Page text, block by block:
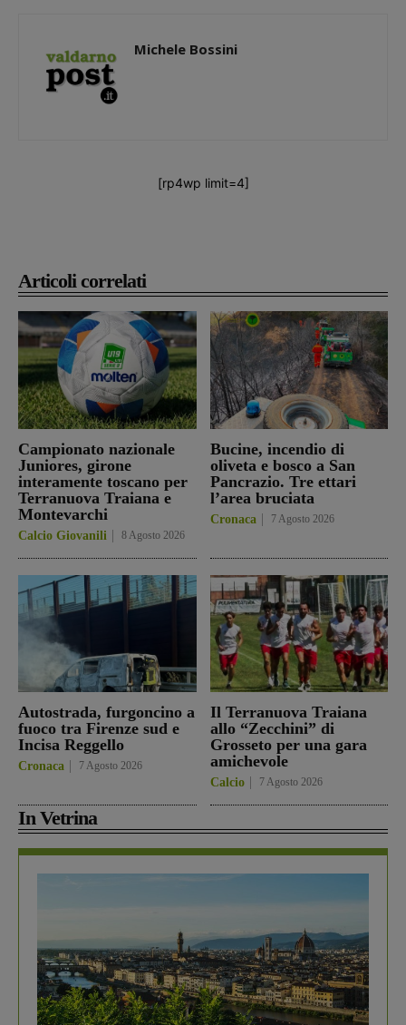
Articoli correlati
Campionato nazionale
Juniores, girone
interamente toscano per
Terranuova Traiana e
Montevarchi
Calcio Giovanili 8 Agosto 2026
Bucine, incendio di
oliveta e bosco a San
Pancrazio. Tre ettari
l’area bruciata
Cronaca 7 Agosto 2026
Autostrada, furgoncino a
fuoco tra Firenze sud e
Incisa Reggello
Cronaca 7 Agosto 2026
Il Terranuova Traiana
allo “Zecchini” di
Grosseto per una gara
amichevole
Calcio 7 Agosto 2026
In Vetrina
Michele Bossini
[rp4wp limit=4]